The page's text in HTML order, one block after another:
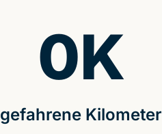
gefahrene Kilometer
0K